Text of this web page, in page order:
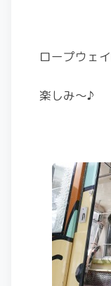
ロープウェ
楽しみ〜♪